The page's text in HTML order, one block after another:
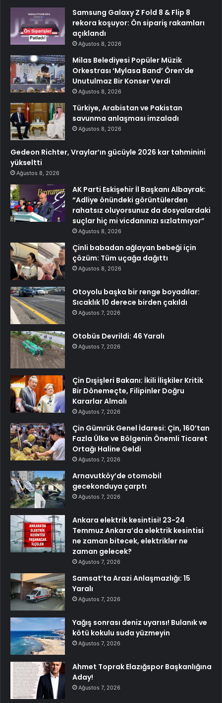
Samsung Galaxy Z Fold 8 & Flip 8
rekora koşuyor: Ön sipariş rakamları
açıklandı
Ağustos 8, 2026
Milas Belediyesi Popüler Müzik
Orkestrası ‘Mylasa Band’ Ören’de
Unutulmaz Bir Konser Verdi
Ağustos 8, 2026
Türkiye, Arabistan ve Pakistan
savunma anlaşması imzaladı
Ağustos 8, 2026
Gedeon Richter, Vraylar’ın gücüyle 2026 kar tahminini
yükseltti
Ağustos 8, 2026
AK Parti Eskişehir İl Başkanı Albayrak:
“Adliye önündeki görüntülerden
rahatsız oluyorsunuz da dosyalardaki
suçlar hiç mi vicdanınızı sızlatmıyor”
Ağustos 8, 2026
Çinli babadan ağlayan bebeği için
çözüm: Tüm uçağa dağıttı
Ağustos 8, 2026
Otoyolu başka bir renge boyadılar:
Sıcaklık 10 derece birden çakıldı
Ağustos 7, 2026
Otobüs Devrildi: 46 Yaralı
Ağustos 7, 2026
Çin Dışişleri Bakanı: İkili İlişkiler Kritik
Bir Dönemeçte, Filipinler Doğru
Kararlar Almalı
Ağustos 7, 2026
Çin Gümrük Genel İdaresi: Çin, 160’tan
Fazla Ülke ve Bölgenin Önemli Ticaret
Ortağı Haline Geldi
Ağustos 7, 2026
Arnavutköy’de otomobil
gecekonduya çarptı
Ağustos 7, 2026
Ankara elektrik kesintisi! 23-24
Temmuz Ankara’da elektrik kesintisi
ne zaman bitecek, elektrikler ne
zaman gelecek?
Ağustos 7, 2026
Samsat’ta Arazi Anlaşmazlığı: 15
Yaralı
Ağustos 7, 2026
Yağış sonrası deniz uyarısı! Bulanık ve
kötü kokulu suda yüzmeyin
Ağustos 7, 2026
Ahmet Toprak Elazığspor Başkanlığına
Aday!
Ağustos 7, 2026